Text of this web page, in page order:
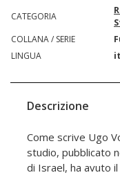
CATEGORIA
COLLANA / SERIE
LINGUA
Descrizione
Come scrive Ugo
studio, pubblicato
di Israel, ha avuto